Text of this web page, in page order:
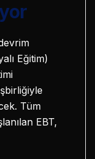
Eğitim)
Tüm
EBT,